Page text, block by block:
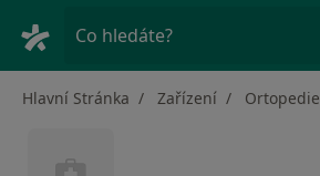
Co hledáte?
Hlavní Stránka Zařízení Ortopedie